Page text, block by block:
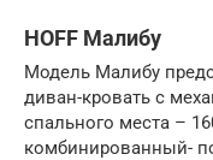
HOFF Малибу
Модель Малибу
диван-кровать с
спального места –
комбинированный-